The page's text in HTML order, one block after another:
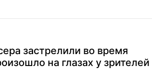
застрелили во время
на глазах у зрителей